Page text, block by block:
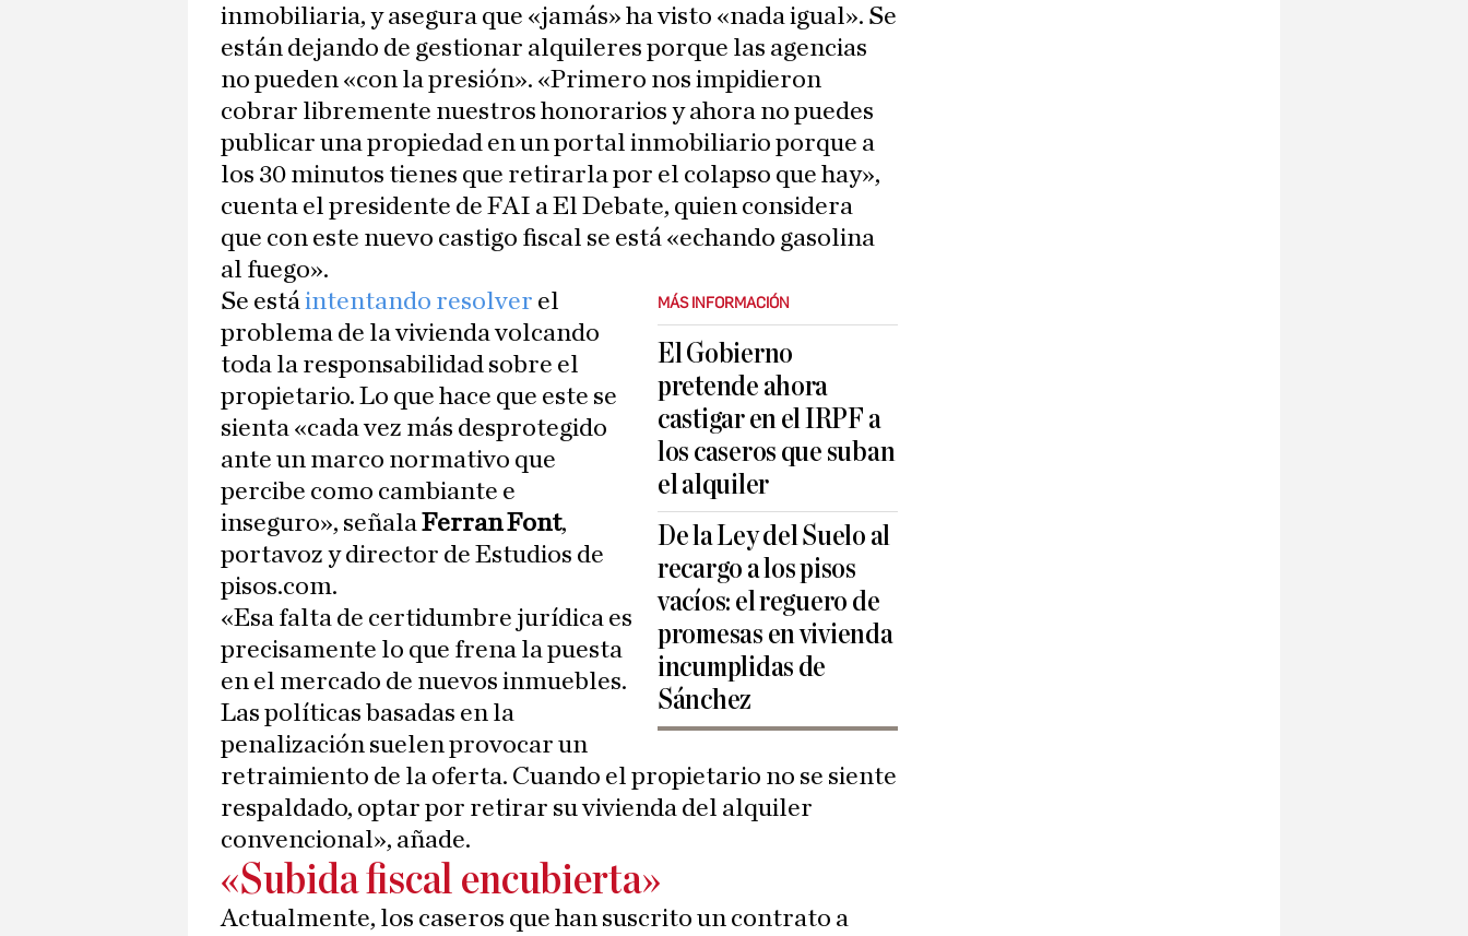
inmobiliaria, y asegura que «jamás» ha visto «nada igual». Se
están dejando de gestionar alquileres porque las agencias
no pueden «con la presión». «Primero nos impidieron
cobrar libremente nuestros honorarios y ahora no puedes
publicar una propiedad en un portal inmobiliario porque a
los 30 minutos tienes que retirarla por el colapso que hay»,
cuenta el presidente de FAI a El Debate, quien considera
que con este nuevo castigo fiscal se está «echando gasolina
al fuego».
MÁS INFORMACIÓN
El Gobierno
pretende ahora
castigar en el IRPF a
los caseros que suban
el alquiler
De la Ley del Suelo al
recargo a los pisos
vacíos: el reguero de
promesas en vivienda
incumplidas de
Sánchez
Se estáintentando resolver el
problema de la vivienda volcando
toda la responsabilidad sobre el
propietario. Lo que hace que este se
sienta «cada vez más desprotegido
ante un marco normativo que
percibe como cambiante e
inseguro», señalaFerran Font,
portavoz y director de Estudios de
pisos.com.
«Esa falta de certidumbre jurídica es
precisamente lo que frena la puesta
en el mercado de nuevos inmuebles.
Las políticas basadas en la
penalización suelen provocar un
retraimiento de la oferta. Cuando el propietario no se siente
respaldado, optar por retirar su vivienda del alquiler
convencional», añade.
«Subida fiscal encubierta»
Actualmente, los caseros que han suscrito un contrato a